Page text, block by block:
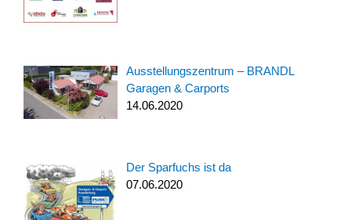
Ausstellungszentrum – BRANDL
Garagen & Carports
14.06.2020
Der Sparfuchs ist da
07.06.2020